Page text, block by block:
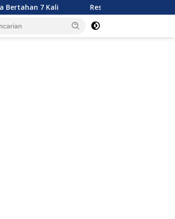
Resep Praktis Memasak Menu Makan